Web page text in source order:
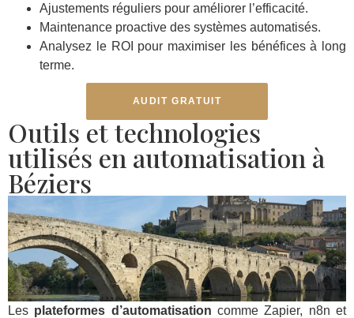
Ajustements réguliers pour améliorer l’efficacité.
Maintenance proactive des systèmes automatisés.
Analysez le ROI pour maximiser les bénéfices à long
terme.
AUDIT GRATUIT
Outils et technologies
utilisés en automatisation à
Béziers
Les plateformes d’automatisation comme Zapier, n8n et